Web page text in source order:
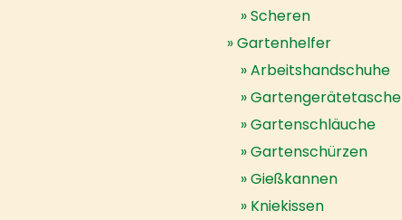
Scheren
Gartenhelfer
Arbeitshandschuhe
Gartengerätetasche
Gartenschläuche
Gartenschürzen
Gießkannen
Kniekissen